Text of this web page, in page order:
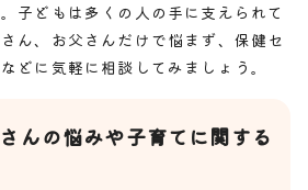
子どもは多くの人の手に支えられて
ん、お父さんだけで悩まず、保健セ
どに気軽に相談してみましょう。
んの悩みや子育てに関する